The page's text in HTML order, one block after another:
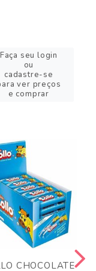
Faça seu login
ou
cadastre-se
ver preços
e comprar
CHOCOLATE